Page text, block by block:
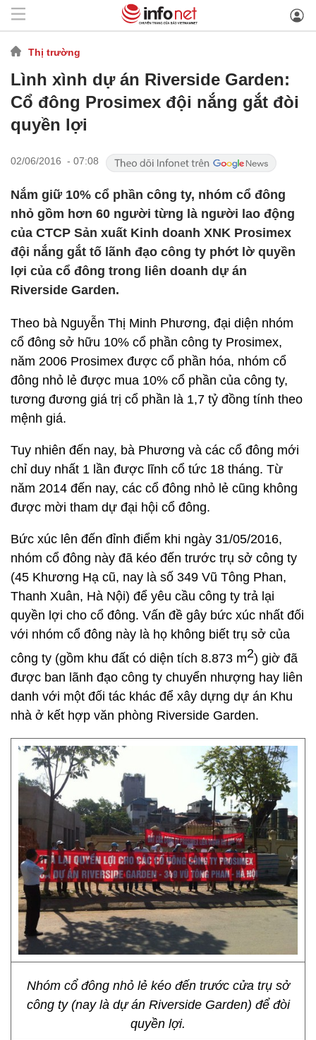
Thị trường
Lình xình dự án Riverside Garden:
Cổ đông Prosimex đội nắng gắt đòi
quyền lợi
02/06/2016 - 07:08
Nắm giữ 10% cổ phần công ty, nhóm cổ đông
nhỏ gồm hơn 60 người từng là người lao động
của CTCP Sản xuất Kinh doanh XNK Prosimex
đội nắng gắt tố lãnh đạo công ty phớt lờ quyền
lợi của cổ đông trong liên doanh dự án
Riverside Garden.
Theo bà Nguyễn Thị Minh Phương, đại diện nhóm
cổ đông sở hữu 10% cổ phần công ty Prosimex,
năm 2006 Prosimex được cổ phần hóa, nhóm cổ
đông nhỏ lẻ được mua 10% cổ phần của công ty,
tương đương giá trị cổ phần là 1,7 tỷ đồng tính theo
mệnh giá.
Tuy nhiên đến nay, bà Phương và các cổ đông mới
chỉ duy nhất 1 lần được lĩnh cổ tức 18 tháng. Từ
năm 2014 đến nay, các cổ đông nhỏ lẻ cũng không
được mời tham dự đại hội cổ đông.
Bức xúc lên đến đỉnh điểm khi ngày 31/05/2016,
nhóm cổ đông này đã kéo đến trước trụ sở công ty
(45 Khương Hạ cũ, nay là số 349 Vũ Tông Phan,
Thanh Xuân, Hà Nội) để yêu cầu công ty trả lại
quyền lợi cho cổ đông. Vấn đề gây bức xúc nhất đối
với nhóm cổ đông này là họ không biết trụ sở của
công ty (gồm khu đất có diện tích 8.873 m2) giờ đã
được ban lãnh đạo công ty chuyển nhượng hay liên
danh với một đối tác khác để xây dựng dự án Khu
nhà ở kết hợp văn phòng Riverside Garden.
Nhóm cổ đông nhỏ lẻ kéo đến trước cửa trụ sở
công ty (nay là dự án Riverside Garden) để đòi
quyền lợi.